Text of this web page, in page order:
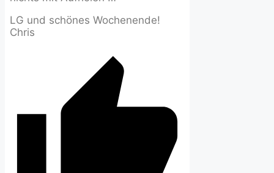
LG und schönes Wochenende!
Chris